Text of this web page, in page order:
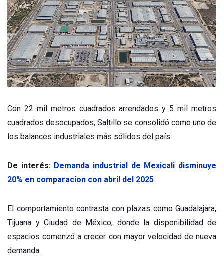
Con 22 mil metros cuadrados arrendados y 5 mil metros
cuadrados desocupados, Saltillo se consolidó como uno de
los balances industriales más sólidos del país.
De interés: Demanda industrial de Mexicali disminuye
20% en comparacion con abril del 2025
El comportamiento contrasta con plazas como Guadalajara,
Tijuana y Ciudad de México, donde la disponibilidad de
espacios comenzó a crecer con mayor velocidad de nueva
demanda.